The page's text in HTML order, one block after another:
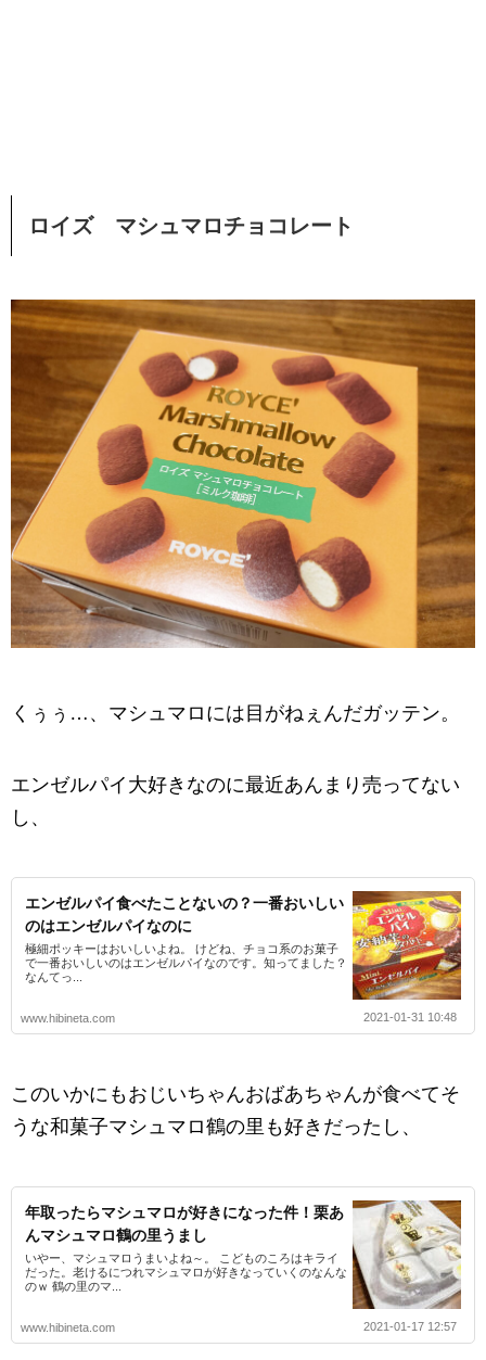
ロイズ マシュマロチョコレート
くぅぅ…、マシュマロには目がねぇんだガッテン。
エンゼルパイ大好きなのに最近あんまり売ってない
し、
エンゼルパイ食べたことないの？一番おいしい
のはエンゼルパイなのに
極細ポッキーはおいしいよね。 けどね、チョコ系のお菓子
で一番おいしいのはエンゼルパイなのです。知ってました？
なんてっ...
www.hibineta.com 2021-01-31 10:48
このいかにもおじいちゃんおばあちゃんが食べてそ
うな和菓子マシュマロ鶴の里も好きだったし、
年取ったらマシュマロが好きになった件！栗あ
んマシュマロ鶴の里うまし
いやー、マシュマロうまいよね～。 こどものころはキライ
だった。老けるにつれマシュマロが好きなっていくのなんな
のｗ 鶴の里のマ...
www.hibineta.com 2021-01-17 12:57